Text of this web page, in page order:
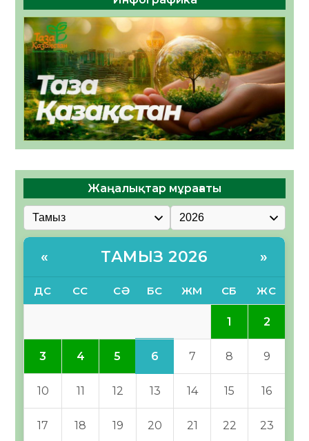
Жаңалықтар мұрағаты
« ТАМЫЗ 2026 »
ДС СС СӘ БС ЖМ СБ ЖС
1 2
3 4 5 6 7 8 9
10 11 12 13 14 15 16
17 18 19 20 21 22 23